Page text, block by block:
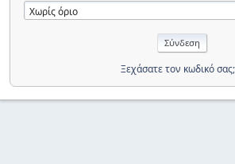
Ξεχάσατε τον κωδικό σας;